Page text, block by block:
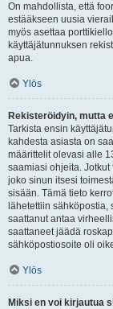
On mahdollista, että
estääkseen uusia
myös asettaa
käyttäjätunnuksen
apua.
Ylös
Rekisteröidyin, mutta
Tarkista ensin
kahdesta asiasta on
määrittelit olevasi alle
saamiasi ohjeita.
joko sinun itsesi
sisään. Tämä tieto
lähetettiin
saattanut antaa
saattaneet jäädä
sähköpostiosoite oli
Ylös
Miksi en voi kirjautua